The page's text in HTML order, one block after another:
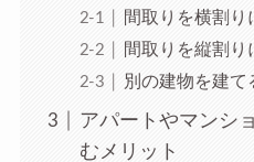
間取りを横割り
間取りを縦割り
別の建物を建て
アパートやマンシ
むメリット